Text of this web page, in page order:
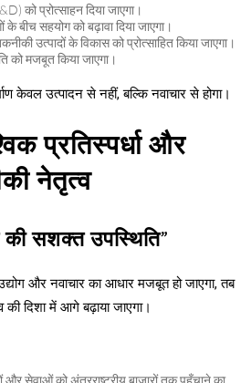
को प्रोत्साहन दिया जाएगा।
के बीच सहयोग को बढ़ावा दिया जाएगा।
उत्पादों के विकास को प्रोत्साहित किया जाएगा।
को मजबूत किया जाएगा।
केवल उत्पादन से नहीं, बल्कि नवाचार से होगा।
प्रतिस्पर्धा और
नेतृत्व
की सशक्त उपस्थिति”
और नवाचार का आधार मजबूत हो जाएगा, तब
दिशा में आगे बढ़ाया जाएगा।
और सेवाओं को अंतरराष्ट्रीय बाजारों तक पहुँचाने का